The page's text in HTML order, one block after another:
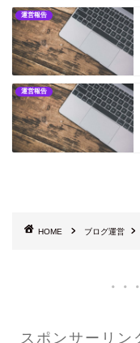
運営報告
運営報告
HOME ブログ運営
スポンサーリン